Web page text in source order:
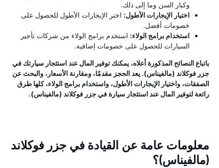
وكبار السن وما إلى ذلك.
اختيار الإيجارات الأطول: اختر الإيجارات الأطول للحصول على
خصومات أفضل.
استخدام برامج الولاء: استخدم برامج الولاء من شركات تأجير
السيارات للحصول على خصومات إضافية.
باتباع النصائح المذكورة أعلاه، يمكنك توفير المال عند استئجار سيارتك في
جزر فوكلاند (مالفيناس). يعد الحجز مقدمًا، ومقارنة الأسعار، والبحث عن
الصفقات، واختيار الإيجارات الأطول، واستخدام برامج الولاء، كلها طرق
رائعة لتوفير المال عند استئجار سيارة في جزر فوكلاند (مالفيناس).
معلومات عامة عن القيادة في جزر فوكلاند
(مالفيناس)؟